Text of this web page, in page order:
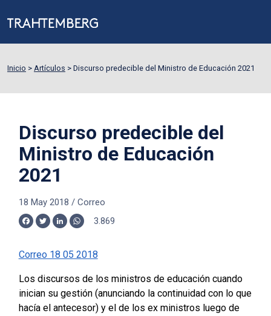
Inicio > Artículos > Discurso predecible del Ministro de Educación 2021
Discurso predecible del
Ministro de Educación
2021
18 May 2018 / Correo
Facebook
TwitterLinkedInWhatsApp
3.869
Correo 18 05 2018
Los discursos de los ministros de educación cuando
inician su gestión (anunciando la continuidad con lo que
hacía el antecesor) y el de los ex ministros luego de